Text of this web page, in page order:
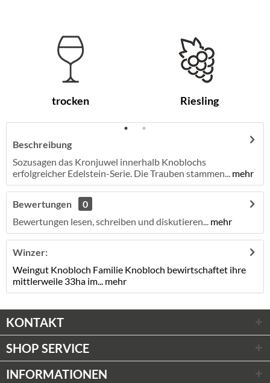
trocken Riesling
Beschreibung
Sozusagen das Kronjuwel innerhalb Knoblochs
erfolgreicher Edelstein-Serie. Die Trauben stammen... mehr
Bewertungen
0
Bewertungen lesen, schreiben und diskutieren... mehr
Winzer:
Weingut Knobloch Familie Knobloch bewirtschaftet ihre
mittlerweile 33ha im... mehr
KONTAKT
SHOP SERVICE
INFORMATIONEN